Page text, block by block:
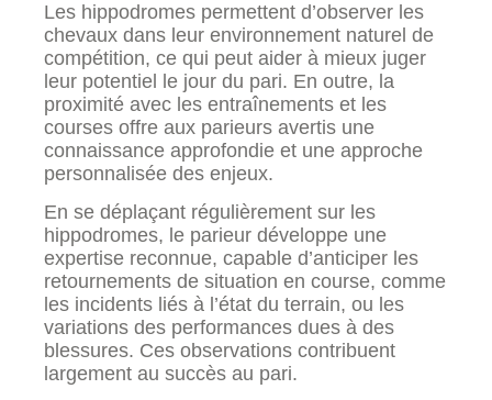
Les hippodromes permettent d’observer les
chevaux dans leur environnement naturel de
compétition, ce qui peut aider à mieux juger
leur potentiel le jour du pari. En outre, la
proximité avec les entraînements et les
courses offre aux parieurs avertis une
connaissance approfondie et une approche
personnalisée des enjeux.
En se déplaçant régulièrement sur les
hippodromes, le parieur développe une
expertise reconnue, capable d’anticiper les
retournements de situation en course, comme
les incidents liés à l’état du terrain, ou les
variations des performances dues à des
blessures. Ces observations contribuent
largement au succès au pari.